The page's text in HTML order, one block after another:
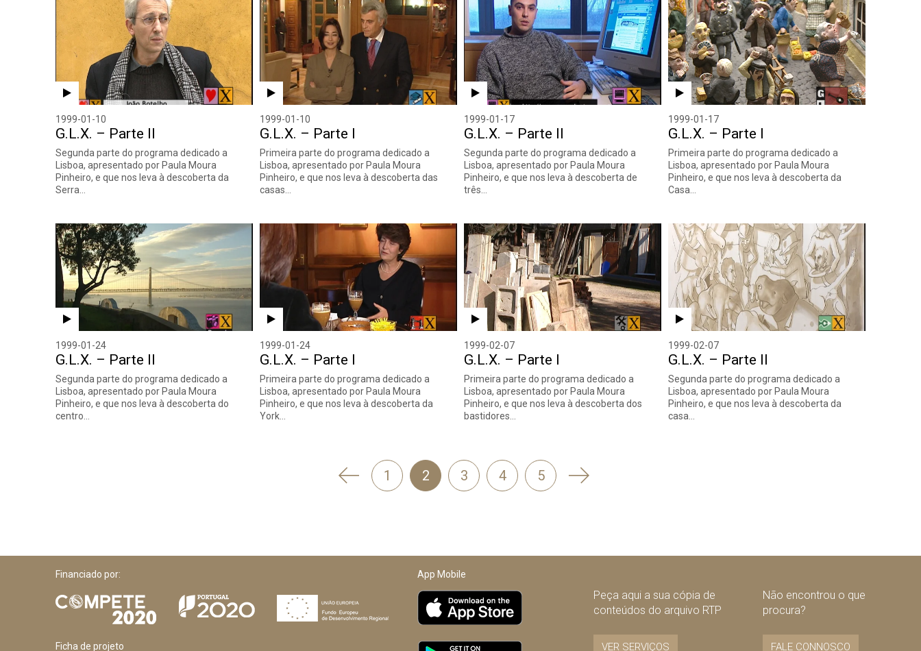
1999-01-10
G.L.X. – Parte II
Segunda parte do programa dedicado a
Lisboa, apresentado por Paula Moura
Pinheiro, e que nos leva à descoberta da
Serra…
1999-01-10
G.L.X. – Parte I
Primeira parte do programa dedicado a
Lisboa, apresentado por Paula Moura
Pinheiro, e que nos leva à descoberta das
casas…
1999-01-17
G.L.X. – Parte II
Segunda parte do programa dedicado a
Lisboa, apresentado por Paula Moura
Pinheiro, e que nos leva à descoberta de
três…
1999-01-17
G.L.X. – Parte I
Primeira parte do programa dedicado a
Lisboa, apresentado por Paula Moura
Pinheiro, e que nos leva à descoberta da
Casa…
1999-01-24
G.L.X. – Parte II
Segunda parte do programa dedicado a
Lisboa, apresentado por Paula Moura
Pinheiro, e que nos leva à descoberta do
centro…
1999-01-24
G.L.X. – Parte I
Primeira parte do programa dedicado a
Lisboa, apresentado por Paula Moura
Pinheiro, e que nos leva à descoberta da
York…
1999-02-07
G.L.X. – Parte I
Primeira parte do programa dedicado a
Lisboa, apresentado por Paula Moura
Pinheiro, e que nos leva à descoberta dos
bastidores…
1999-02-07
G.L.X. – Parte II
Segunda parte do programa dedicado a
Lisboa, apresentado por Paula Moura
Pinheiro, e que nos leva à descoberta da
casa…
'
1 2 3 4 5 Seguinte
Financiado por:
Ficha de projeto
App Mobile
Peça aqui a sua cópia de
conteúdos do arquivo RTP
VER SERVIÇOS
Não encontrou o que
procura?
FALE CONNOSCO